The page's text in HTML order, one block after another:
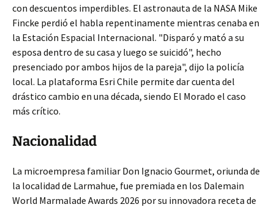
con descuentos imperdibles. El astronauta de la NASA Mike
Fincke perdió el habla repentinamente mientras cenaba en
la Estación Espacial Internacional. "Disparó y mató a su
esposa dentro de su casa y luego se suicidó", hecho
presenciado por ambos hijos de la pareja", dijo la policía
local. La plataforma Esri Chile permite dar cuenta del
drástico cambio en una década, siendo El Morado el caso
más crítico.
Nacionalidad
La microempresa familiar Don Ignacio Gourmet, oriunda de
la localidad de Larmahue, fue premiada en los Dalemain
World Marmalade Awards 2026 por su innovadora receta de